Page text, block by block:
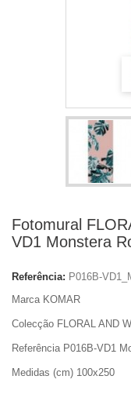
Fotomural
VD1 Monstera
Referência: P016B-
Marca KOMAR
Colecção FLORAL AND
Referência P016B-VD1
Medidas (cm) 100x250